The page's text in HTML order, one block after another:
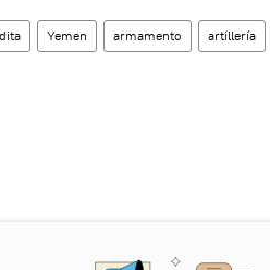
Yemen armamento artillería